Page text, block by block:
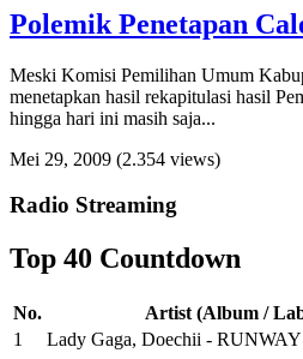
Polemik Penetapan
Meski Komisi Pemilihan Umum
menetapkan hasil rekapitulasi hasil
hingga hari ini masih saja...
Mei 29, 2009 (2.354 views)
Radio Streaming
Top 40 Countdown
No.
Artist (Album /
1
Lady Gaga, Doechii - RUNWAY